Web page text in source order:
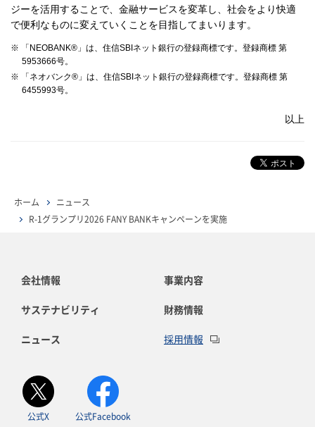
ジーを活用することで、金融サービスを変革し、社会をより快適
で便利なものに変えていくことを目指してまいります。
※ 「NEOBANK®」は、住信SBIネット銀行の登録商標です。登録商標 第
5953666号。
※ 「ネオバンク®」は、住信SBIネット銀行の登録商標です。登録商標 第
6455993号。
以上
ホーム
ニュース
R-1グランプリ2026 FANY BANKキャンペーンを実施
会社情報 事業内容
サステナビリティ 財務情報
ニュース 採用情報
公式X 公式Facebook